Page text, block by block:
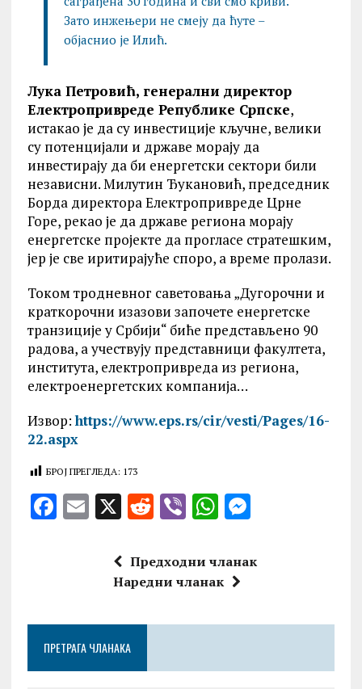
Зато инжењери не смеју да ћуте –
објаснио је Илић.
Лука Петровић, генерални директор
Електропривреде Републике Српске,
истакао је да су инвестиције кључне, велики
су потенцијали и државе морају да
инвестирају да би енергетски сектори били
независни. Милутин Ђукановић, председник
Борда директора Електропривреде Црне
Горе, рекао је да државе региона морају
енергетске пројекте да прогласе стратешким,
јер је све иритирајуће споро, а време пролази.
Током тродневног саветовања „Дугорочни и
краткорочни изазови започете енергетске
транзиције у Србији“ биће представљено 90
радова, а учествују представници факултета,
института, електропривреда из региона,
електроенергетских компанија…
Извор:https://www.eps.rs/cir/vesti/Pages/16-
22.aspx
БРОЈ ПРЕГЛЕДА: 173
F
o
k
E X R
d
di
V
er
W
at
s
p
M
se
er
Предходни чланак
Наредни чланак
ПРЕТРАГА ЧЛАНАКА